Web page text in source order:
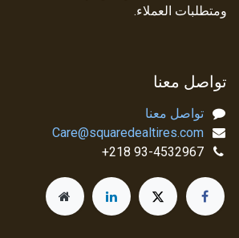
ومتطلبات العملاء.
تواصل معنا
تواصل معنا
Care@squaredealtires.com
93-4532967 218+